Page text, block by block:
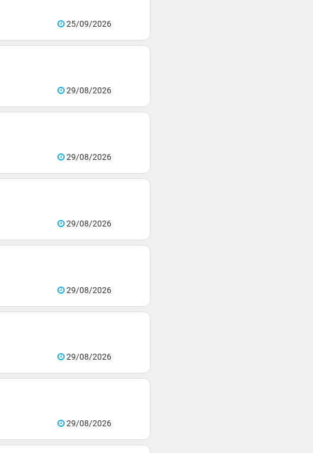
25/09/2026
29/08/2026
29/08/2026
29/08/2026
29/08/2026
29/08/2026
29/08/2026